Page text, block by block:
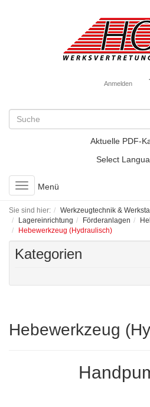
Anmelden
Aktuelle PDF-
Select
Toggle
navigation
Menü
Sie sind hier: Werkzeugtechnik &
Lagereinrichtung
Förderanlagen
Hebewerkzeug (Hydraulisch)
Kategorien
Hebewerkzeug